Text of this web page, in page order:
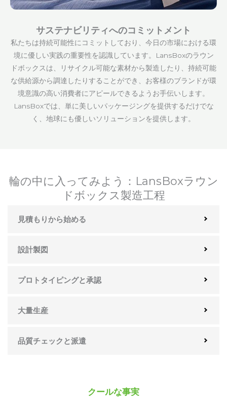
サステナビリティへのコミットメント
私たちは持続可能性にコミットしており、今日の市場における環
境に優しい実践の重要性を認識しています。LansBoxのラウン
ドボックスは、リサイクル可能な素材から製造したり、持続可能
な供給源から調達したりすることができ、お客様のブランドが環
境意識の高い消費者にアピールできるようお手伝いします。
LansBoxでは、単に美しいパッケージングを提供するだけでな
く、地球にも優しいソリューションを提供します。
輪の中に入ってみよう：LansBoxラウン
ドボックス製造工程
見積もりから始める
設計製図
プロトタイピングと承認
大量生産
品質チェックと派遣
クールな事実